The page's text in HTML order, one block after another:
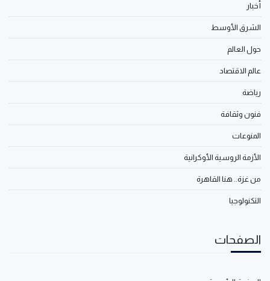
أخبار
الشرق الأوسط
حول العالم
عالم الاقتصاد
رياضة
فنون وثقافة
المنوعات
الأزمة الروسية الأوكرانية
من غزة.. هنا القاهرة
التكنولوجيا
الصفحات